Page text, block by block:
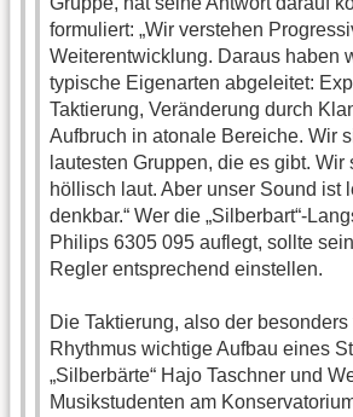
formuliert: „Wir verstehen
Weiterentwicklung. Daraus haben
typische Eigenarten abgeleitet:
Taktierung, Veränderung durch
Aufbruch in atonale Bereiche. Wir
lautesten Gruppen, die es gibt. Wir
höllisch laut. Aber unser Sound ist
denkbar.“ Wer die „Silberbart“-
Philips 6305 095 auflegt, sollte
Regler entsprechend einstellen.
Die Taktierung, also der besonders
Rhythmus wichtige Aufbau eines
„Silberbärte“ Hajo Taschner und
Musikstudenten am